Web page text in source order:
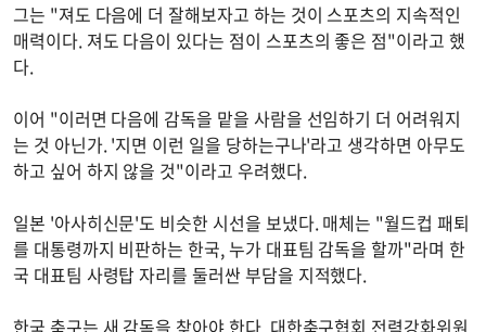
그는 "져도 다음에 더 잘해보자고 하는 것이 스포츠의 지속적인
매력이다. 져도 다음이 있다는 점이 스포츠의 좋은 점"이라고 했
다.
이어 "이러면 다음에 감독을 맡을 사람을 선임하기 더 어려워지
는 것 아닌가. '지면 이런 일을 당하는구나'라고 생각하면 아무도
하고 싶어 하지 않을 것"이라고 우려했다.
일본 '아사히신문'도 비슷한 시선을 보냈다. 매체는 "월드컵 패퇴
를 대통령까지 비판하는 한국, 누가 대표팀 감독을 할까"라며 한
국 대표팀 사령탑 자리를 둘러싼 부담을 지적했다.
한국 축구는 새 감독을 찾아야 한다. 대한축구협회 전력강화위원